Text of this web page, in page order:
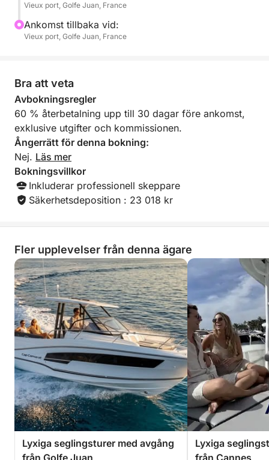
(Miljardärsbukten eller mellan Lérinsöarna) för att
beundra solnedgången bakom Esterelbergen.
vattnets mjuka kluckande.
Solnedgångsdopp: För de mer äventyrliga, dyk ner i
lugna vatten och njut av havets absoluta tystnad i
slutet av dagen.
- Vad ingår:
Professionell skeppare (diskret och uppmärksam på
dina behov).
Flaska champagne (eller rosévin från Provence, ditt
Förrättstallrik med färska produkter.
Anpassningsbar bakgrundsmusik (Bluetooth-
anslutning ombord).
Bränsle ingår (för fullständig sinnesro).
Vieux port, Golfe Juan, France
Ankomst tillbaka vid:
Vieux port, Golfe Juan, France
Bra att veta
Avbokningsregler
60 % återbetalning upp till 30 dagar före ankomst,
exklusive utgifter och kommissionen.
Ångerrätt för denna bokning:
Nej. Läs mer
Bokningsvillkor
Inkluderar professionell skeppare
Säkerhetsdeposition : 23 018 kr
Fler upplevelser från denna ägare
Lyxiga seglingsturer med avgång
från Golfe Juan
Lyxiga
från Cannes